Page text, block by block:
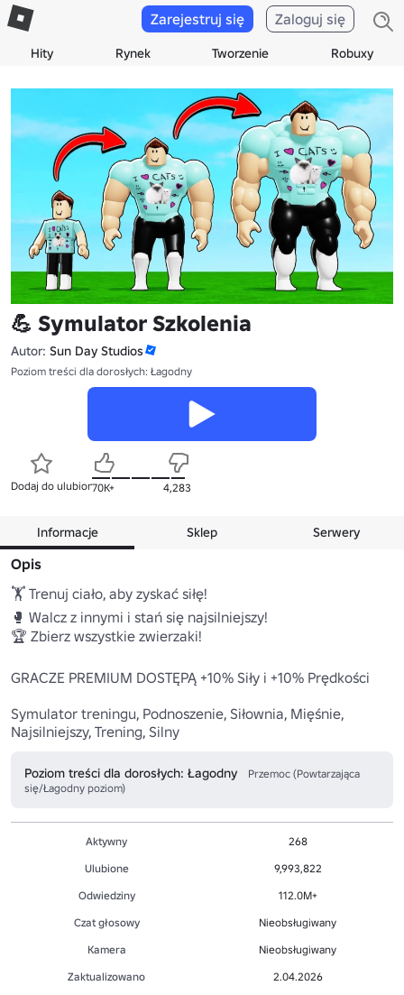
Hity Rynek Tworzenie Robuxy
Zarejestruj się Zaloguj się
💪 Symulator Szkolenia
Autor: Sun Day Studios
Poziom treści dla dorosłych: Łagodny
Dodaj do ulubionych
70K+ 4,283
Informacje Sklep Serwery
Opis
🏋️ Trenuj ciało, aby zyskać siłę!
🥊 Walcz z innymi i stań się najsilniejszy!
🏆 Zbierz wszystkie zwierzaki!
GRACZE PREMIUM DOSTĘPĄ +10% Siły i +10% Prędkości
Symulator treningu, Podnoszenie, Siłownia, Mięśnie,
Najsilniejszy, Trening, Silny
Poziom treści dla dorosłych: Łagodny
Przemoc (Powtarzająca
się/Łagodny poziom)
Aktywny
268
Ulubione
9,993,822
Odwiedziny
112.0M+
Czat głosowy
Nieobsługiwany
Kamera
Nieobsługiwany
Zaktualizowano
2.04.2026